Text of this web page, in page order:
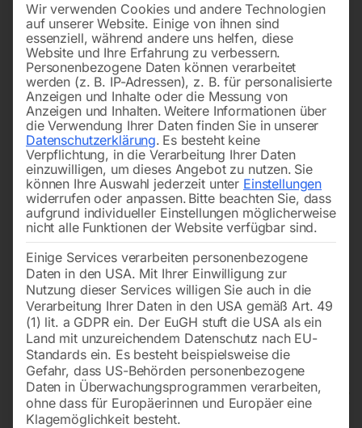
Gasdruckfeder
Wir verwenden Cookies und andere Technologien
auf unserer Website. Einige von ihnen sind
essenziell, während andere uns helfen, diese
Website und Ihre Erfahrung zu verbessern.
Personenbezogene Daten können verarbeitet
werden (z. B. IP-Adressen), z. B. für personalisierte
Anzeigen und Inhalte oder die Messung von
Anzeigen und Inhalten. Weitere Informationen über
die Verwendung Ihrer Daten finden Sie in unserer
Datenschutzerklärung. Es besteht keine
Verpflichtung, in die Verarbeitung Ihrer Daten
einzuwilligen, um dieses Angebot zu nutzen. Sie
können Ihre Auswahl jederzeit unter Einstellungen
widerrufen oder anpassen. Bitte beachten Sie, dass
aufgrund individueller Einstellungen möglicherweise
nicht alle Funktionen der Website verfügbar sind.
Einige Services verarbeiten personenbezogene
Daten in den USA. Mit Ihrer Einwilligung zur
Nutzung dieser Services willigen Sie auch in die
Verarbeitung Ihrer Daten in den USA gemäß Art. 49
(1) lit. a GDPR ein. Der EuGH stuft die USA als ein
Land mit unzureichendem Datenschutz nach EU-
Standards ein. Es besteht beispielsweise die
Gefahr, dass US-Behörden personenbezogene
Daten in Überwachungsprogrammen verarbeiten,
ohne dass für Europäerinnen und Europäer eine
Klagemöglichkeit besteht.